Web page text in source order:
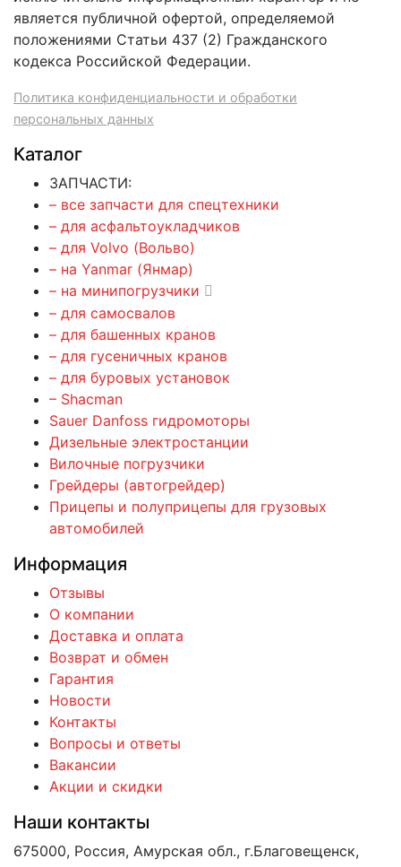
является публичной офертой, определяемой
положениями Статьи 437 (2) Гражданского
кодекса Российской Федерации.
Политика конфиденциальности и обработки
персональных данных
Каталог
ЗАПЧАСТИ:
– все запчасти для спецтехники
– для асфальтоукладчиков
– для Volvo (Вольво)
– на Yanmar (Янмар)
– на минипогрузчики
– для самосвалов
– для башенных кранов
– для гусеничных кранов
– для буровых установок
– Shacman
Sauer Danfoss гидромоторы
Дизельные электростанции
Вилочные погрузчики
Грейдеры (автогрейдер)
Прицепы и полуприцепы для грузовых
автомобилей
Информация
Отзывы
О компании
Доставка и оплата
Возврат и обмен
Гарантия
Новости
Контакты
Вопросы и ответы
Вакансии
Акции и скидки
Наши контакты
675000, Россия, Амурская обл., г.Благовещенск,